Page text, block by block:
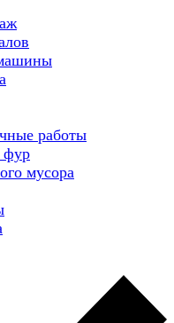
работы
фур
мусора